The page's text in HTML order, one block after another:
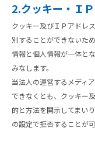
2.クッキー・Ｉ
クッキー及びＩＰアドレ
別することができないた
情報と個人情報が一体と
みなします。
当法人の運営するメディ
できなくとも、クッキー
的と方法を開示してまい
の設定で拒否することが可